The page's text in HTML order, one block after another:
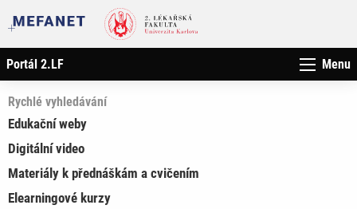
Portál 2.LF Menu
Rychlé vyhledávání
Edukační weby
Digitální video
Materiály k přednáškám a cvičením
Elearningové kurzy